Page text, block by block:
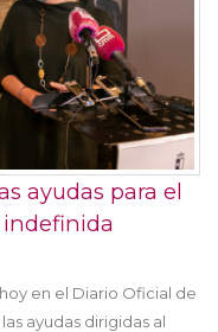
ayudas para el
en el Diario Oficial de
ayudas dirigidas al